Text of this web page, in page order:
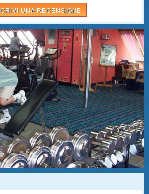
UNA RECENSIONE